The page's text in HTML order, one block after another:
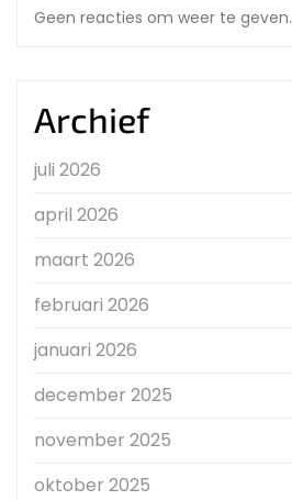
Geen reacties om weer te geven.
Archief
juli 2026
april 2026
maart 2026
februari 2026
januari 2026
december 2025
november 2025
oktober 2025